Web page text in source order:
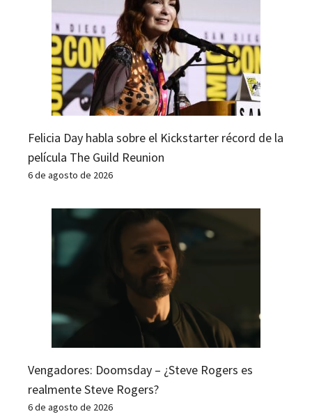
Felicia Day habla sobre el Kickstarter récord de la
película The Guild Reunion
6 de agosto de 2026
Vengadores: Doomsday – ¿Steve Rogers es
realmente Steve Rogers?
6 de agosto de 2026